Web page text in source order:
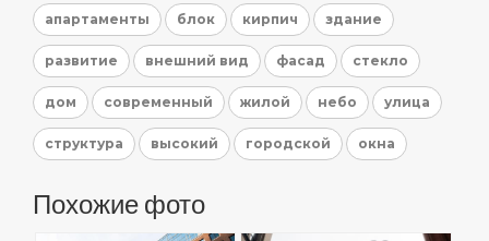
апартаменты блок кирпич здание
развитие внешний вид фасад стекло
дом современный жилой небо улица
структура высокий городской окна
Похожие фото